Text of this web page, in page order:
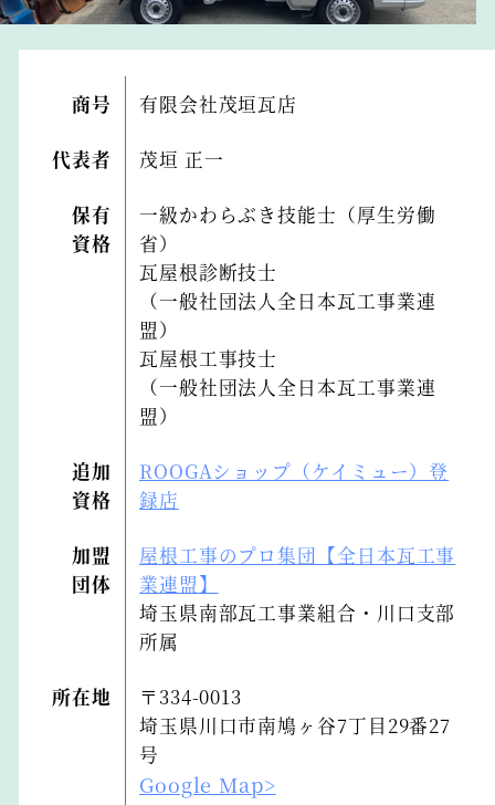
商号 有限会社茂垣瓦店
代表者 茂垣 正一
保有
資格
一級かわらぶき技能士（厚生労働
省）
瓦屋根診断技士
（一般社団法人全日本瓦工事業連
盟）
瓦屋根工事技士
（一般社団法人全日本瓦工事業連
盟）
追加
資格
ROOGAショップ（ケイミュー）登
録店
加盟
団体
屋根工事のプロ集団【全日本瓦工事
業連盟】
埼玉県南部瓦工事業組合・川口支部
所属
所在地
〒334-0013
埼玉県川口市南鳩ヶ谷7丁目29番27
号
Google Map>